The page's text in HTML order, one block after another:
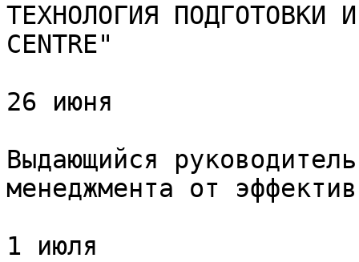
ТЕХНОЛОГИЯ ПОДГОТОВКИ И
CENTRE"
26 июня
Выдающийся
менеджмента от
1 июля